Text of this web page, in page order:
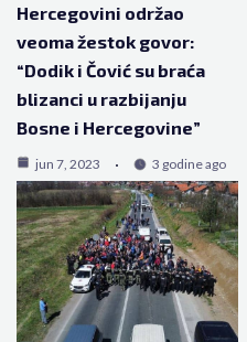
Hercegovini održao
veoma žestok govor:
“Dodik i Čović su braća
blizanci u razbijanju
Bosne i Hercegovine”
jun 7, 2023 3 godine ago